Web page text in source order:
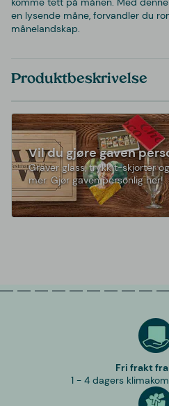
en lysende måne, forvandler du
månelandskap.
Produktbeskrivelse
Vil du gjøre gaven
Graver glass, trykk t-skjorter
mer. Gjør gaven personlig her!
Fri frakt
1 - 4 dagers